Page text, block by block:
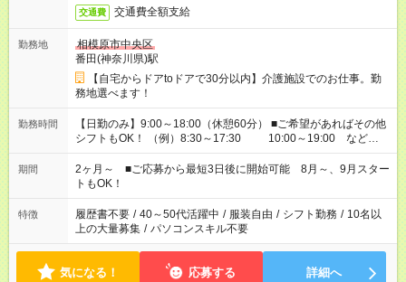
交通費 交通費全額支給
勤務地
相模原市中央区
番田(神奈川県)駅
【自宅からドアtoドアで30分以内】介護施設でのお仕事。勤
務地選べます！
勤務時間
【日勤のみ】9:00～18:00（休憩60分） ■ご希望があればその他
シフトもOK！ （例）8:30～17:30 10:00～19:00 など
「家族とお休みを合わせたい」 「できれば残業はしたくない」
など、あなたのご希望に沿ったお仕事をご紹介します！ ※Wワ
ーク希望の方へ 今ご覧のお仕事で希望する勤務時間と、もう1つ
のお仕事の勤務時間。 合計で週40時間を超える場合は応募でき
ません
期間
2ヶ月～ ■ご応募から最短3日後に開始可能 8月～、9月スター
トもOK！
特徴 履歴書不要 / 40～50代活躍中 / 服装自由 / シフト勤務 / 10名以
上の大量募集 / パソコンスキル不要
気になる！ 応募する 詳細へ